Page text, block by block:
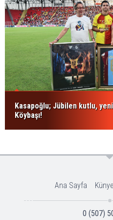
Kasapoğlu; Jübilen kutlu,
Köybaşı!
Ana Sayfa Künye
0 (507)